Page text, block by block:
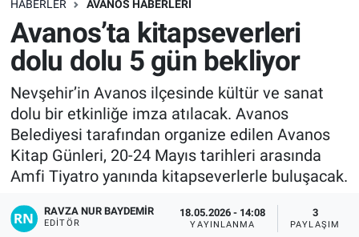
HABERLER AVANOS HABERLERI
Avanos’ta kitapseverleri
dolu dolu 5 gün bekliyor
Nevşehir’in Avanos ilçesinde kültür ve sanat
dolu bir etkinliğe imza atılacak. Avanos
Belediyesi tarafından organize edilen Avanos
Kitap Günleri, 20-24 Mayıs tarihleri arasında
Amfi Tiyatro yanında kitapseverlerle buluşacak.
RAVZA NUR BAYDEMIR
EDITÖR
18.05.2026 - 14:08
YAYINLANMA
3
PAYLAŞIM
SEÇİM
Muşkara Özel
Ekonomi
Kapadokya
Turizm
Kültür - Sanat
Nevşehir Trafik Yoğunluk Haritası
Süper Lig Puan Durumu ve Fikstür
Tüm Manşetler
Son Dakika Haberleri
Haber Arşivi